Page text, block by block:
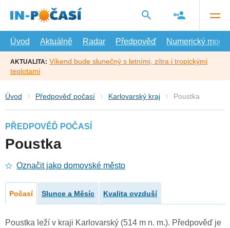
hlavní
Úvod
Aktuálně Radar Předpověď Numerický model
AKTUALITA: Víkend bude slunečný s letními, zítra i tropickými
teplotami
Úvod Předpověď počasí Karlovarský kraj Poustka
PŘEDPOVĚĎ POČASÍ
Poustka
Označit jako domovské město
Počasí Slunce a Měsíc Kvalita ovzduší
Poustka leží v kraji Karlovarský (514 m n. m.). Předpověď je